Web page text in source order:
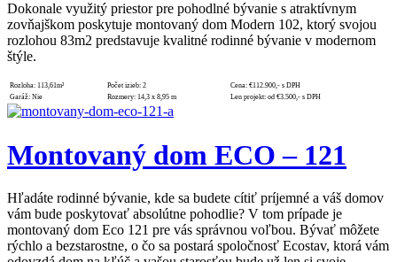
Dokonale využitý priestor pre pohodlné bývanie s atraktívnym
zovňajškom poskytuje montovaný dom Modern 102, ktorý svojou
rozlohou 83m2 predstavuje kvalitné rodinné bývanie v modernom
štýle.
Rozloha: 113,61m² Počet izieb: 2 Cena: €112.900,- s DPH
Garáž: Nie Rozmery: 14,3 x 8,95 m Len projekt: od €3.500,- s DPH
Montovaný dom ECO – 121
Hľadáte rodinné bývanie, kde sa budete cítiť príjemné a váš domov
vám bude poskytovať absolútne pohodlie? V tom prípade je
montovaný dom Eco 121 pre vás správnou voľbou. Bývať môžete
rýchlo a bezstarostne, o čo sa postará spoločnosť Ecostav, ktorá vám